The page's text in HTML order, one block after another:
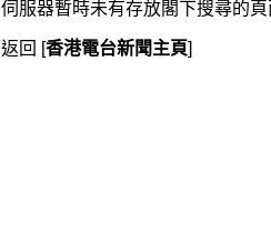
伺服器暫時未有存放閣下搜尋的頁
返回 [香港電台新聞主頁]